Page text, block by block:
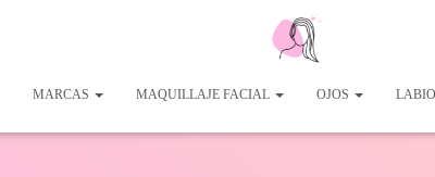
MARCAS MAQUILLAJE FACIAL OJOS